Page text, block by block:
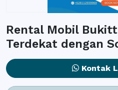
Rental Mobil
Terdekat dengan
Kontak